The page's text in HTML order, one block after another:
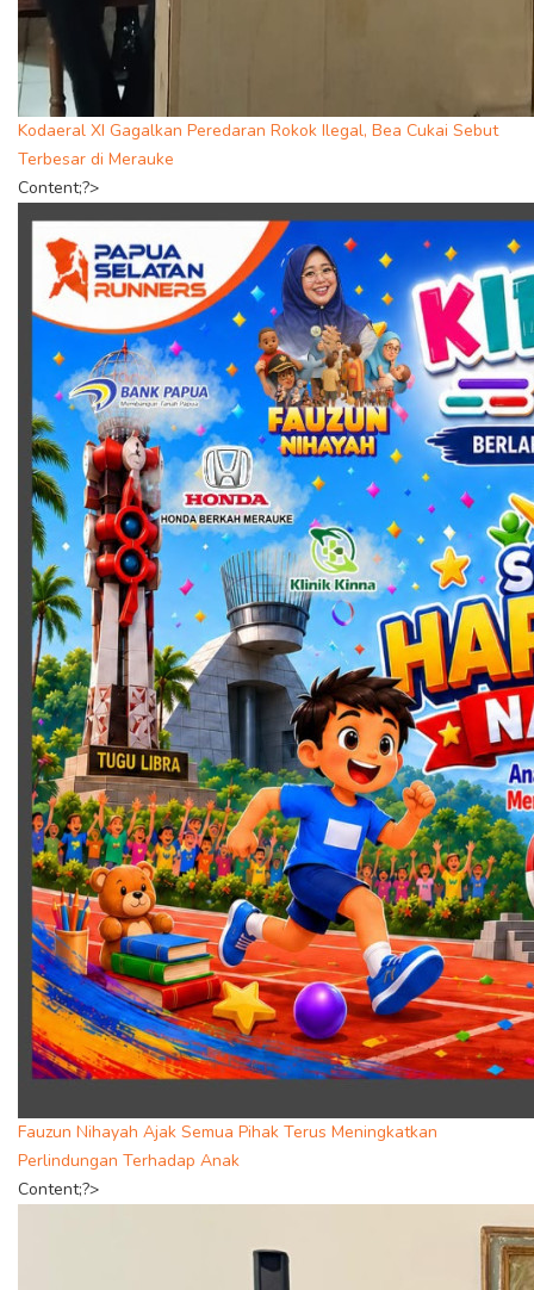
Kodaeral XI Gagalkan Peredaran Rokok Ilegal, Bea Cukai Sebut
Terbesar di Merauke
Content;?>
Fauzun Nihayah Ajak Semua Pihak Terus Meningkatkan
Perlindungan Terhadap Anak
Content;?>